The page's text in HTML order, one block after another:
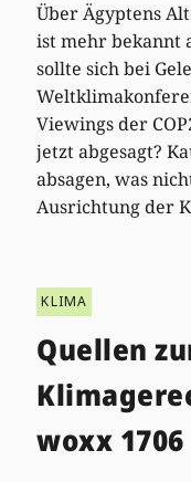
Über Ägyptens
ist mehr bekannt
sollte sich bei
Viewings der
jetzt abgesagt?
absagen, was
Ausrichtung der
KLIMA
Quellen
woxx 1706